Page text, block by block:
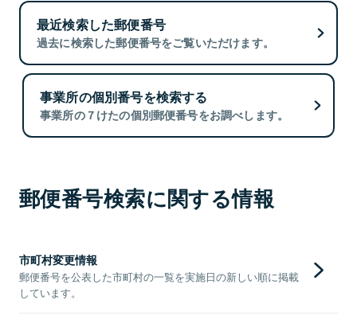
最近検索した郵便番号
過去に検索した郵便番号をご覧いただけます。
事業所の個別番号を検索する
事業所の７けたの個別郵便番号をお調べします。
郵便番号検索に関する情報
市町村変更情報
郵便番号を公表した市町村の一覧を実施日の新しい順に掲載
しています。